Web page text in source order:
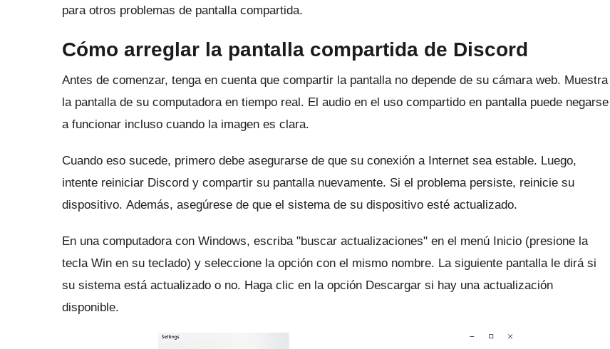
para otros problemas de pantalla compartida.
Cómo arreglar la pantalla compartida de Discord
Antes de comenzar, tenga en cuenta que compartir la pantalla no depende de su cámara web. Muestra
la pantalla de su computadora en tiempo real. El audio en el uso compartido en pantalla puede negarse
a funcionar incluso cuando la imagen es clara.
Cuando eso sucede, primero debe asegurarse de que su conexión a Internet sea estable. Luego,
intente reiniciar Discord y compartir su pantalla nuevamente. Si el problema persiste, reinicie su
dispositivo. Además, asegúrese de que el sistema de su dispositivo esté actualizado.
En una computadora con Windows, escriba "buscar actualizaciones" en el menú Inicio (presione la
tecla Win en su teclado) y seleccione la opción con el mismo nombre. La siguiente pantalla le dirá si
su sistema está actualizado o no. Haga clic en la opción Descargar si hay una actualización
disponible.